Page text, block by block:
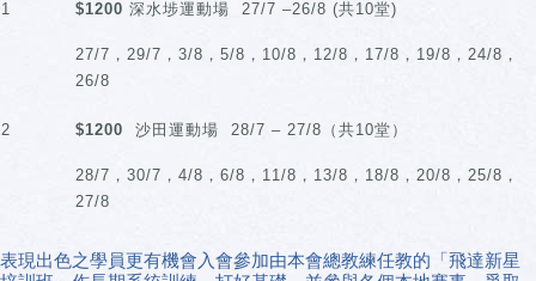
1
$1200 深水埗運動場 27/7 –26/8 (共10堂)
27/7，29/7，3/8，5/8，10/8，12/8，17/8，19/8，24/8，
26/8
2 $1200 沙田運動場 28/7 – 27/8（共10堂）
28/7，30/7，4/8，6/8，11/8，13/8，18/8，20/8，25/8，
27/8
表現出色之學員更有機會入會參加由本會總教練任教的「飛達新星